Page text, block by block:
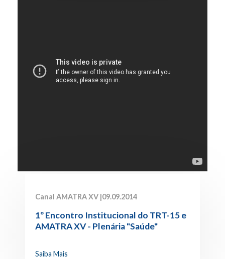
Canal AMATRA XV | 09.09.2014
1º Encontro Institucional do TRT-15 e
AMATRA XV - Plenária "Saúde"
Saiba Mais